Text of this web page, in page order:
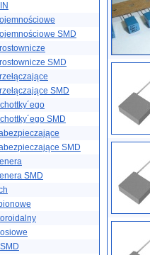
SMD
SMD
SMD
SMD
SMD
SMD